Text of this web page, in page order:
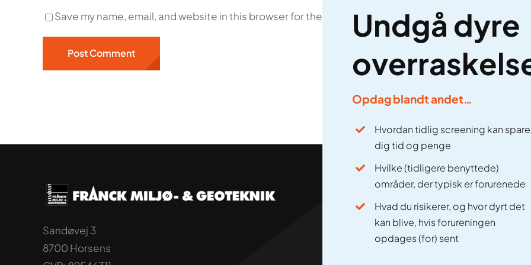
Save my name, email, and website in this browser for the next time I comment.
Sandøvej 3
8700 Horsens
Undgå dyre
Download vores gratis guide
Undgå dyre
Opdag blandt andet…
Hvordan tidlig screening kan spare
dig tid og penge
Hvilke (tidligere benyttede)
områder, der typisk er forurenede
Hvad du risikerer, og hvor dyrt det
kan blive, hvis forureningen
opdages (for) sent